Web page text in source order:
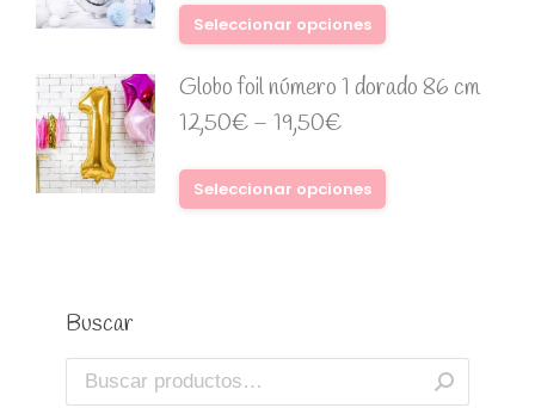
Seleccionar opciones
Globo foil número 1 dorado 86 cm
12,50€– 19,50€
Seleccionar opciones
Buscar